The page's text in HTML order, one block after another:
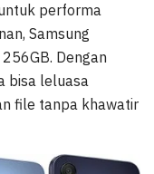
performa
Samsung
Dengan
bisa leluasa
file tanpa khawatir